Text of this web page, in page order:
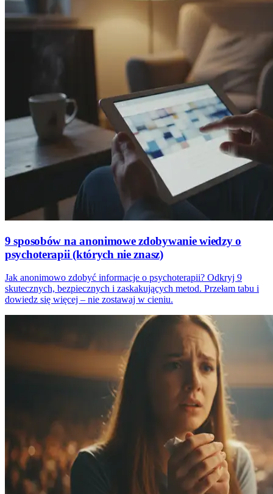
9 sposobów na anonimowe zdobywanie wiedzy o
psychoterapii (których nie znasz)
Jak anonimowo zdobyć informacje o psychoterapii? Odkryj 9
skutecznych, bezpiecznych i zaskakujących metod. Przełam tabu i
dowiedz się więcej – nie zostawaj w cieniu.